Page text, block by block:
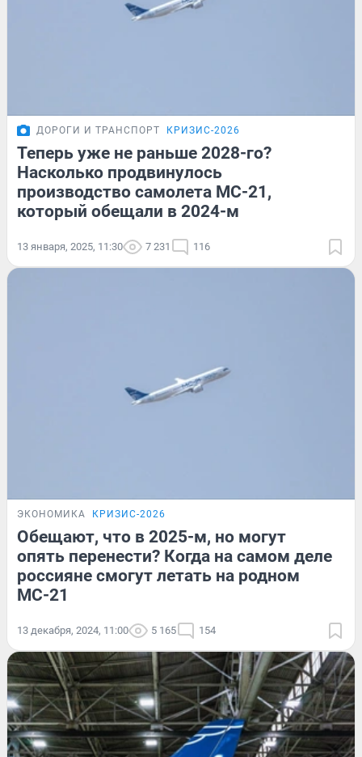
ДОРОГИ И ТРАНСПОРТ КРИЗИС-2026
Теперь уже не раньше 2028-го?
Насколько продвинулось
производство самолета МС-21,
который обещали в 2024-м
13 января, 2025, 11:30 7 231 116
ЭКОНОМИКА КРИЗИС-2026
Обещают, что в 2025-м, но могут
опять перенести? Когда на самом деле
россияне смогут летать на родном
МС-21
13 декабря, 2024, 11:00 5 165 154